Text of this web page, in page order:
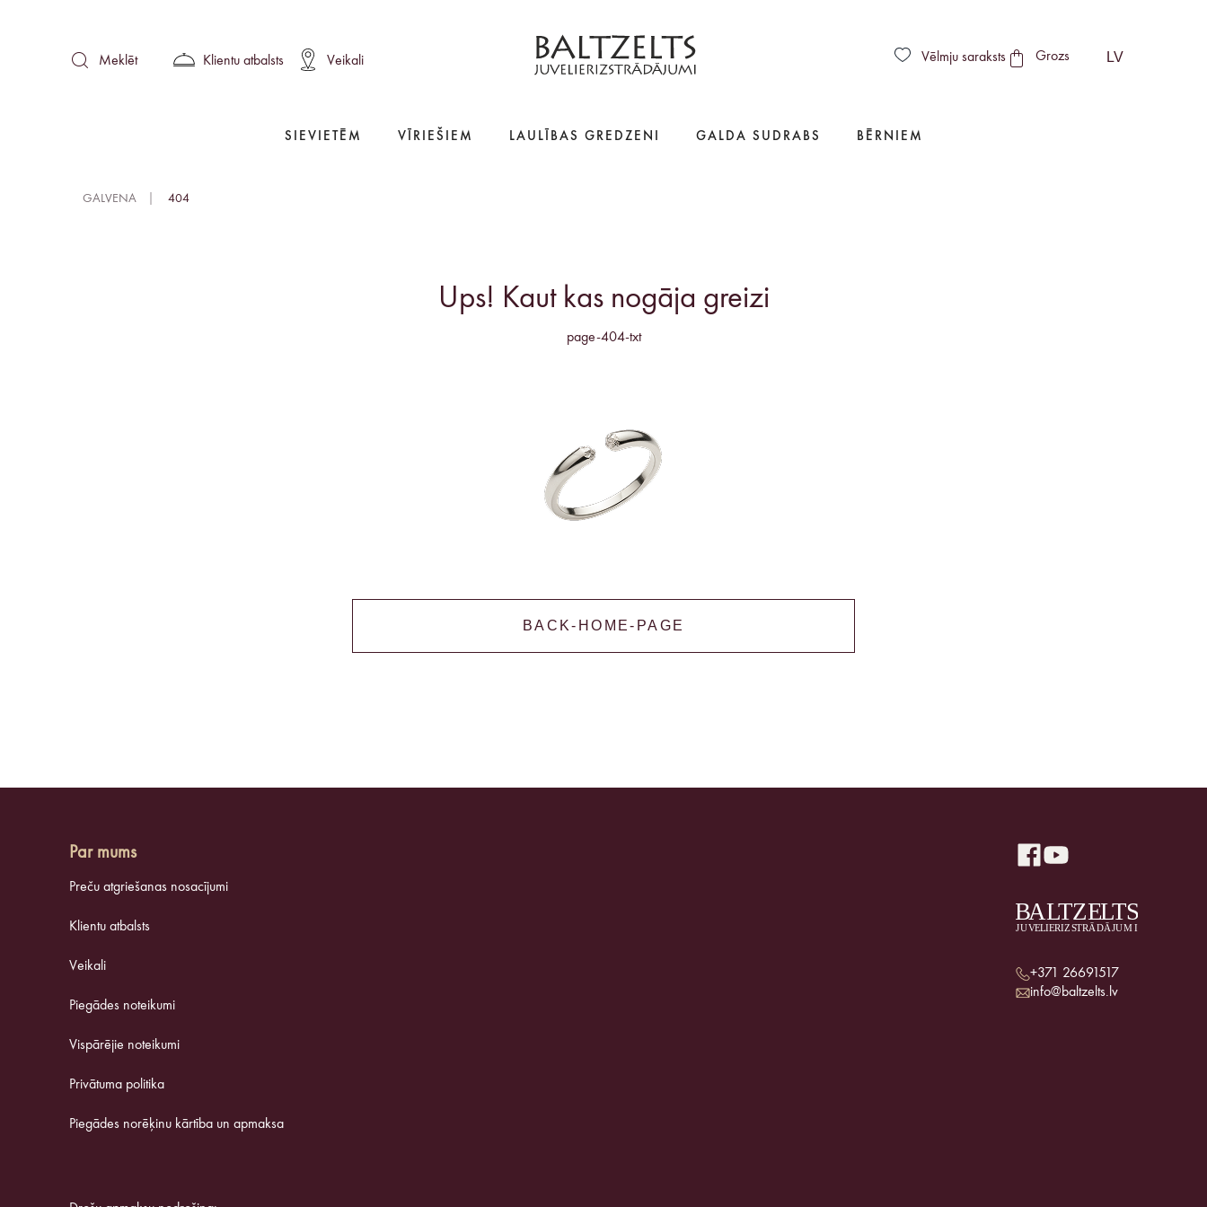
Meklēt Klientu atbalsts Veikali Vēlmju saraksts Grozs LV
SIEVIETĒM VĪRIEŠIEM LAULĪBAS GREDZENI GALDA SUDRABS BĒRNIEM
GALVENA 404
Ups! Kaut kas nogāja greizi
page-404-txt
BACK-HOME-PAGE
Par mums
Preču atgriešanas nosacījumi
Klientu atbalsts
Veikali
Piegādes noteikumi
Vispārējie noteikumi
Privātuma politika
Piegādes norēķinu kārtība un apmaksa
+371 26691517
info@baltzelts.lv